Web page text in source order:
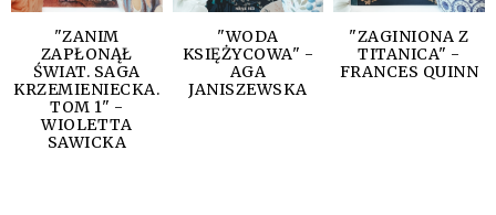
"ZANIM
ZAPŁONĄŁ
ŚWIAT. SAGA
KRZEMIENIECKA.
TOM 1" -
WIOLETTA
SAWICKA
"WODA
KSIĘŻYCOWA" -
AGA
JANISZEWSKA
"ZAGINIONA Z
TITANICA" -
FRANCES QUINN